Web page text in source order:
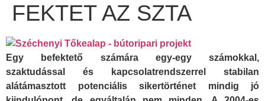
FEKTET AZ SZTA
Egy befektető számára egy-egy számokkal,
szaktudással és kapcsolatrendszerrel stabilan
alátámasztott potenciális sikertörténet mindig jó